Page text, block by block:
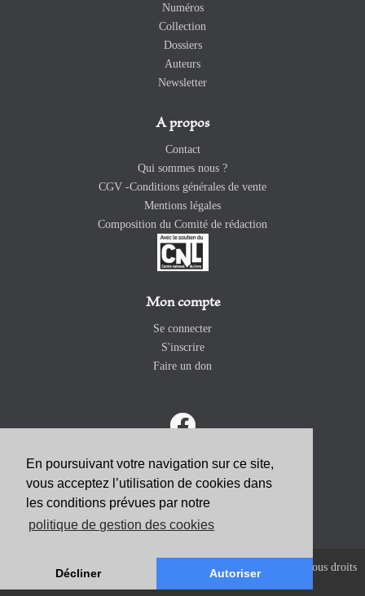
En poursuivant votre navigation sur ce site,
vous acceptez l’utilisation de cookies dans
les conditions prévues par notre
politique de gestion des cookies
Décliner Autoriser
Numéros
Collection
Dossiers
Auteurs
Newsletter
A propos
Contact
Qui sommes nous ?
CGV -Conditions générales de vente
Mentions légales
Composition du Comité de rédaction
Mon compte
Se connecter
S'inscrire
Faire un don
ABONNEZ-VOUS
Copyright 2026 Revue Catholique Internationale COMMUNIO. Tous droits